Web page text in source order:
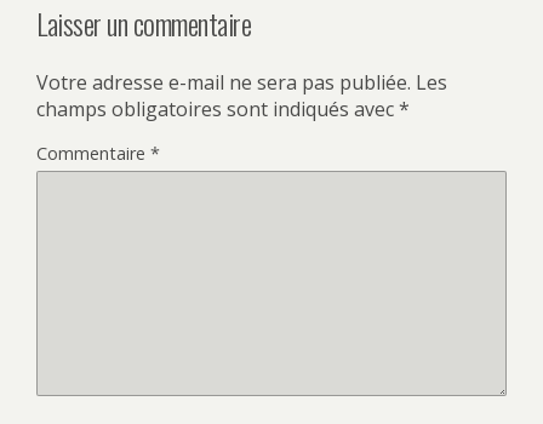
Laisser un commentaire
Votre adresse e-mail ne sera pas publiée. Les
champs obligatoires sont indiqués avec*
Commentaire *